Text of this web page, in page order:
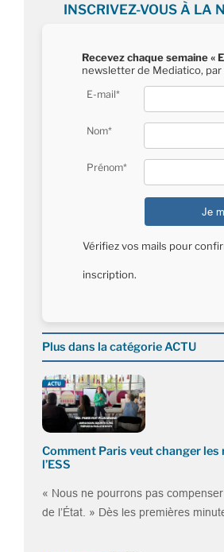
INSCRIVEZ-VOUS À LA
Recevez chaque semaine «
newsletter de Mediatico, par
E-mail*
Nom*
Prénom*
Vérifiez vos mails pour
inscription.
Plus dans la catégorie ACTU
Comment Paris veut changer les
l’ESS
« Nous ne pourrons pas
de l’État. » Dès les premières